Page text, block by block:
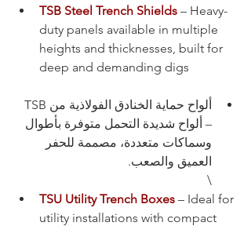
TSB Steel Trench Shields – Heavy-
duty panels available in multiple
heights and thicknesses, built for
deep and demanding digs
– ألواح شديدة التحمل متوفرة بأطوال
وسماكات متعددة، مصممة للحفر
العميق والصعب.
\
TSU Utility Trench Boxes – Ideal for
utility installations with compact